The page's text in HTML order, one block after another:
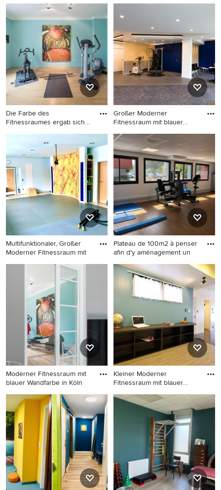
Mittelgroßer Moderner
Kraftraum mit blauer
Wandfarbe und
Teppichboden in Paris
Geräumiger Moderner
Kraftraum mit blauer
Wandfarbe und weißem
Boden in Tokio
Die Farbe des
Fitnessraumes ergab sich
Multifunktionaler,
Mittelgroßer Stilmix
Fitnessraum mit hellem
Holzboden und blauer
Wandfarbe in Köln
Großer Moderner
Fitnessraum mit blauer
Großer Moderner
Fitnessraum mit blauer
Wandfarbe und grauem
Boden in Lille
Multifunktionaler, Großer
Moderner Fitnessraum mit
Multifunktionaler, Großer
Moderner Fitnessraum mit
blauer Wandfarbe,
Vinylboden und grauem
Boden in Dortmund
Plateau de 100m2 à penser
afin d'y aménagement un
Mittelgroßer Maritimer
Kraftraum mit blauer
Wandfarbe und braunem
Boden in Marseille
Moderner Fitnessraum mit
blauer Wandfarbe in Köln
Moderner Fitnessraum mit
blauer Wandfarbe in Köln
Kleiner Moderner
Fitnessraum mit blauer
Kleiner Moderner
Fitnessraum mit blauer
Wandfarbe und braunem
Boden in Kyoto